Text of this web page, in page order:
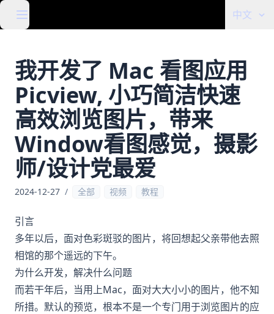
中文
我开发了 Mac 看图应用
Picview, 小巧简洁快速
高效浏览图片，带来
Window看图感觉，摄影
师/设计党最爱
2024-12-27 / 全部 视频 教程
引言
多年以后，面对色彩斑驳的图片，将回想起父亲带他去照
相馆的那个遥远的下午。
为什么开发，解决什么问题
而若干年后，当用上Mac，面对大大小小的图片，他不知
所措。默认的预览，根本不是一个专门用于浏览图片的应